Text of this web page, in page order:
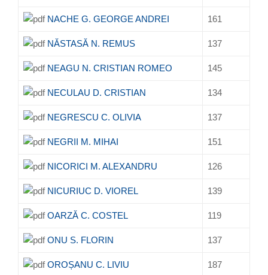
NACHE G. GEORGE ANDREI 161
NĂSTASĂ N. REMUS 137
NEAGU N. CRISTIAN ROMEO 145
NECULAU D. CRISTIAN 134
NEGRESCU C. OLIVIA 137
NEGRII M. MIHAI 151
NICORICI M. ALEXANDRU 126
NICURIUC D. VIOREL 139
OARZĂ C. COSTEL 119
ONU S. FLORIN 137
OROȘANU C. LIVIU 187